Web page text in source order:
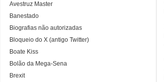
Avestruz Master
Banestado
Biografias não autorizadas
Bloqueio do X (antigo Twitter)
Boate Kiss
Bolão da Mega-Sena
Brexit